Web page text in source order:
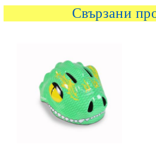
Свързани